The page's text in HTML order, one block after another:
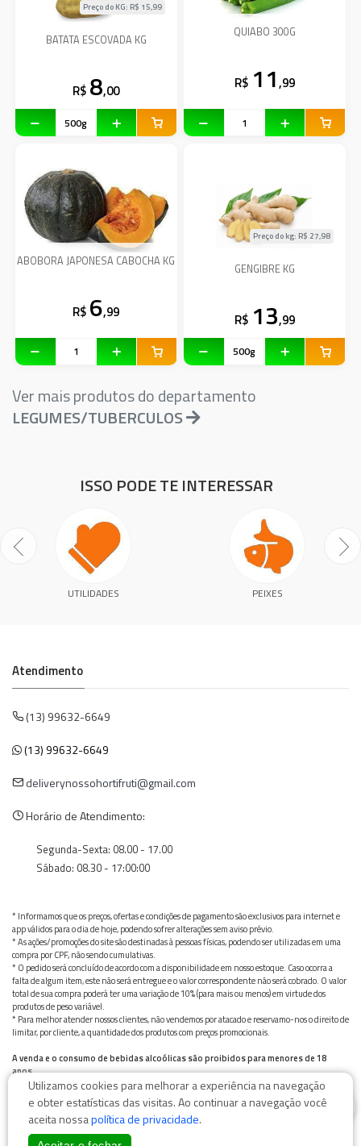
BATATA ESCOVADA KG
Preço do KG: R$ 15,99
R$ 8,00
QUIABO 300G
R$ 11,99
ABOBORA JAPONESA CABOCHA KG
R$ 6,99
GENGIBRE KG
Preço do kg: R$ 27,98
R$ 13,99
Ver mais produtos do departamento
LEGUMES/TUBERCULOS
ISSO PODE TE INTERESSAR
UTILIDADES PEIXES
Atendimento
(13) 99632-6649
(13) 99632-6649
deliverynossohortifruti@gmail.com
Horário de Atendimento:
Segunda-Sexta: 08.00 - 17.00
Sábado: 08.30 - 17:00:00
* Informamos que os preços, ofertas e condições de pagamento são exclusivos para internet e
app válidos para o dia de hoje, podendo sofrer alterações sem aviso prévio.
* As ações/promoções do site são destinadas à pessoas físicas, podendo ser utilizadas em uma
compra por CPF, não sendo cumulativas.
* O pedido será concluído de acordo com a disponibilidade em nosso estoque. Caso ocorra a
falta de algum item, este não será entregue e o valor correspondente não será cobrado. O valor
total de sua compra poderá ter uma variação de 10% (para mais ou menos) em virtude dos
produtos de peso variável.
* Para melhor atender nossos clientes, não vendemos por atacado e reservamo-nos o direito de
limitar, por cliente, a quantidade dos produtos com preços promocionais.
A venda e o consumo de bebidas alcoólicas são proibidos para menores de 18
anos.
Bebida alcoólica pode causar dependência química e, em excesso, provoca graves males à saúde.
Beba com moderação
Utilizamos cookies para melhorar a experiência na navegação
e obter estatísticas das visitas. Ao continuar a navegação você
aceita nossapolítica de privacidade.